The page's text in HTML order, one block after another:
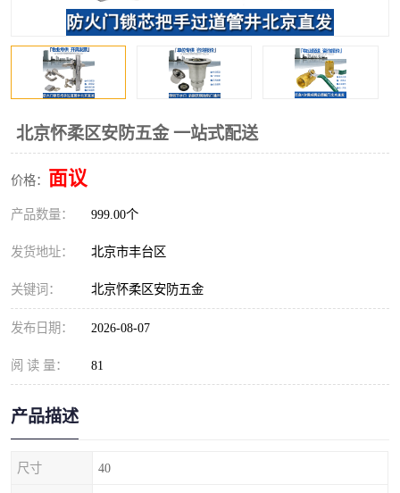
北京怀柔区安防五金 一站式配送
价格： 面议
产品数量： 999.00个
发货地址： 北京市丰台区
关键词： 北京怀柔区安防五金
发布日期： 2026-08-07
阅 读 量： 81
产品描述
尺寸 40